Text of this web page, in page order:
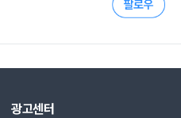
광고센터